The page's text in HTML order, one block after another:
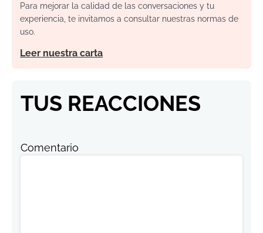
Para mejorar la calidad de las conversaciones y tu
experiencia, te invitamos a consultar nuestras normas de
uso.
Leer nuestra carta
TUS REACCIONES
Comentario